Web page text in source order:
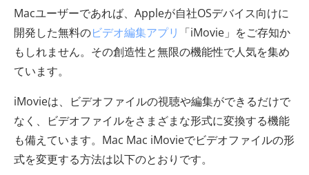
Macユーザーであれば、Appleが自社OSデバイス向けに
開発した無料のビデオ編集アプリ 「iMovie」をご存知か
もしれません。その創造性と無限の機能性で人気を集め
ています。
iMovieは、ビデオファイルの視聴や編集ができるだけで
なく、ビデオファイルをさまざまな形式に変換する機能
も備えています。Mac Mac iMovieでビデオファイルの形
式を変更する方法は以下のとおりです。